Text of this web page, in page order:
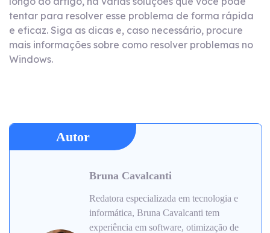
tentar para resolver esse problema de forma rápida
e eficaz. Siga as dicas e, caso necessário, procure
mais informações sobre como resolver problemas no
Windows.
Autor
Bruna Cavalcanti
Redatora especializada em tecnologia e
informática, Bruna Cavalcanti tem
experiência em software, otimização de